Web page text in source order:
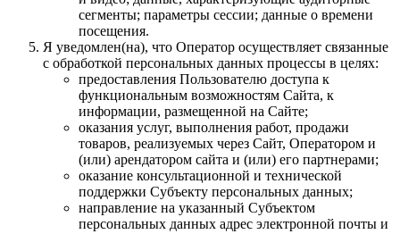
сегменты; параметры сессии; данные о времени
посещения.
Я уведомлен(на), что Оператор осуществляет связанные
с обработкой персональных данных процессы в целях:
предоставления Пользователю доступа к
функциональным возможностям Сайта, к
информации, размещенной на Сайте;
оказания услуг, выполнения работ, продажи
товаров, реализуемых через Сайт, Оператором и
(или) арендатором сайта и (или) его партнерами;
оказание консультационной и технической
поддержки Субъекту персональных данных;
направление на указанный Субъектом
персональных данных адрес электронной почты и